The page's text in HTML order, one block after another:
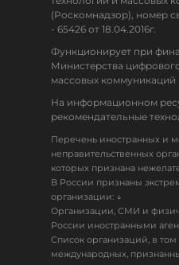
(Роскомнадзор), номер
- 65426 от 18.04.2016г.
Функционирует при
Министерства
массовых
На информационном
рекомендательные
Перечень иностранных и
неправительственных
которых признана
В России признаны
организации: ↓
Организации, СМИ и
России иностранными
Список организаций, в
международных,